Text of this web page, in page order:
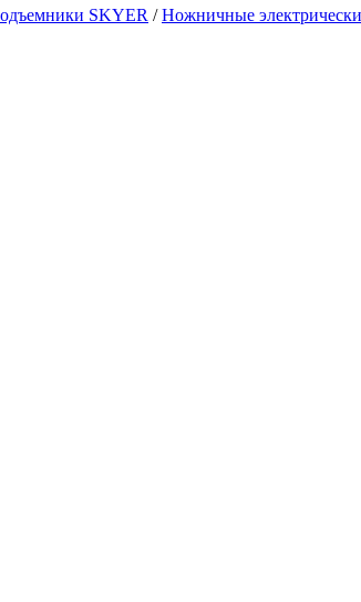
SKYER /Ножничные